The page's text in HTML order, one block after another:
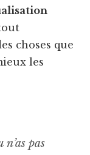
choses que
les
n’as pas